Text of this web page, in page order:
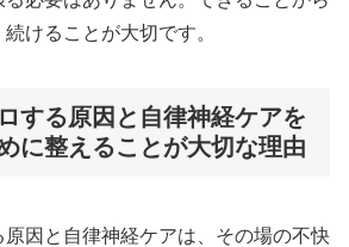
けることが大切です。
する原因と自律神経ケアを
に整えることが大切な理由
因と自律神経ケアは、その場の不快